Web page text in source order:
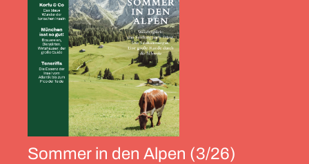
Sommer in den Alpen (3/26)